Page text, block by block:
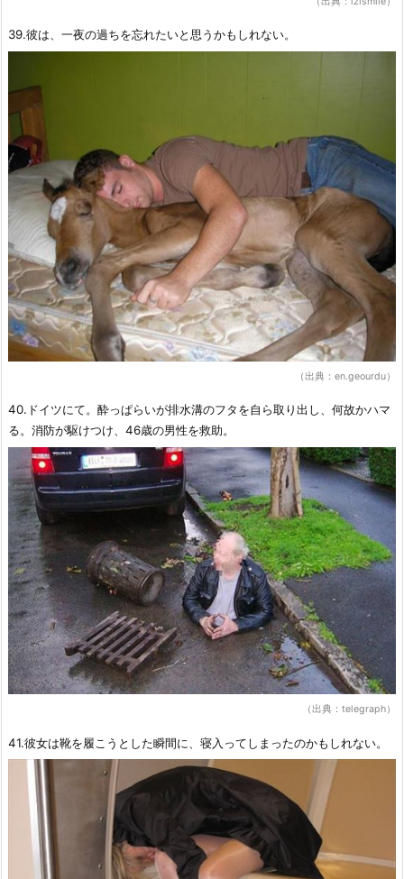
39.彼は、一夜の過ちを忘れたいと思うかもしれない。
（出典：en.geourdu）
40.ドイツにて。酔っぱらいが排水溝のフタを自ら取り出し、何故かハマ
る。消防が駆けつけ、46歳の男性を救助。
（出典：telegraph）
41.彼女は靴を履こうとした瞬間に、寝入ってしまったのかもしれない。